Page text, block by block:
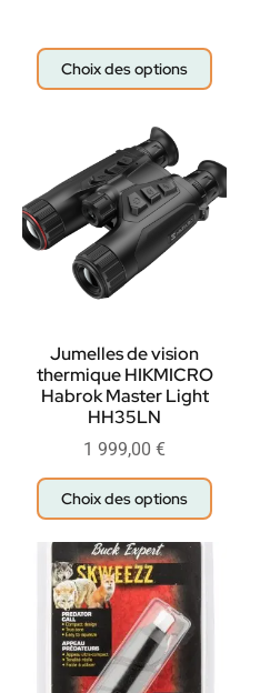
Choix des options
Jumelles de vision
thermique HIKMICRO
Habrok Master Light
HH35LN
1 999,00 €
Choix des options